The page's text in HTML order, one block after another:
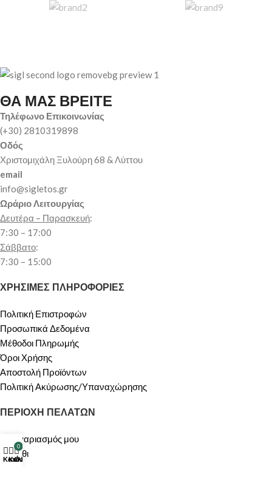
ΘΑ ΜΑΣ ΒΡΕΙΤΕ
Τηλέφωνο Επικοινωνίας
(+30) 2810319898
Οδός
Χριστομιχάλη Ξυλούρη 68 & Λύττου
email
info@sigletos.gr
Ωράριο Λειτουργίας
Δευτέρα – Παρασκευή:
7:30 – 17:00
Σάββατο:
7:30 – 15:00
ΧΡΗΣΙΜΕΣ ΠΛΗΡΟΦΟΡΙΕΣ
Πολιτική Επιστροφών
Προσωπικά Δεδομένα
Μέθοδοι Πληρωμής
Όροι Χρήσης
Αποστολή Προϊόντων
Πολιτική Ακύρωσης/Υπαναχώρησης
ΠΕΡΙΟΧΗ ΠΕΛΑΤΩΝ
Ο λογαριασμός μου
Καλάθι
Κατάστημα
0
Καλάθι
Ο λογαριασμός μου